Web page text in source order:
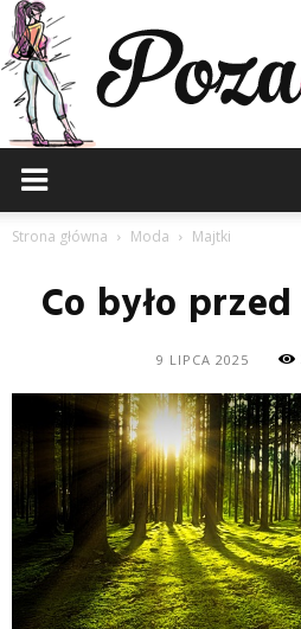
Strona główna Moda Majtki
Co było
9 LIPCA 2025